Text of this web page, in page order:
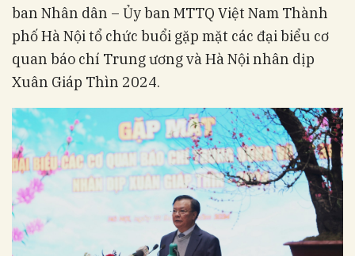
ban Nhân dân – Ủy ban MTTQ Việt Nam Thành
phố Hà Nội tổ chức buổi gặp mặt các đại biểu cơ
quan báo chí Trung ương và Hà Nội nhân dịp
Xuân Giáp Thìn 2024.